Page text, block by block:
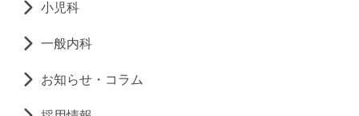
小児科
一般内科
お知らせ・コラム